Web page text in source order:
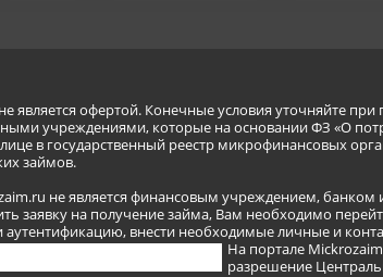
является офертой. Конечные условия уточняйте
учреждениями, которые на основании ФЗ «О
в государственный реестр микрофинансовых
займов.
не является финансовым учреждением, банком
заявку на получение займа, Вам необходимо
аутентификацию, внести необходимые личные и
На портале
разрешение